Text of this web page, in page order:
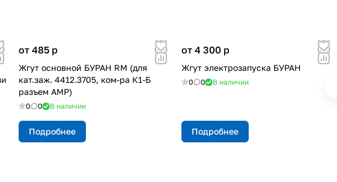
от 485 p
Жгут основной БУРАН RM (для
кат.заж. 4412.3705, ком-ра К1-Б
разъем АМР)
0 0 В наличии
Подробнее
от 4 300 p
Жгут электрозапуска БУРАН
0 0 В наличии
Подробнее